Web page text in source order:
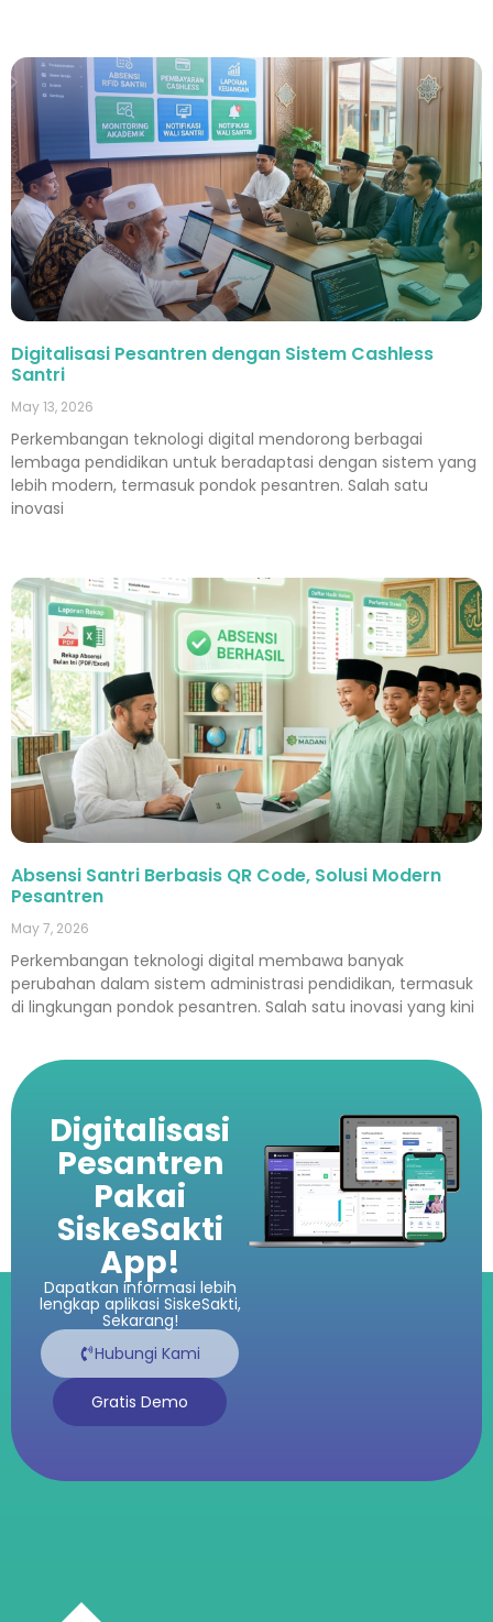
Digitalisasi Pesantren dengan Sistem Cashless
Santri
May 13, 2026
Perkembangan teknologi digital mendorong berbagai
lembaga pendidikan untuk beradaptasi dengan sistem yang
lebih modern, termasuk pondok pesantren. Salah satu
inovasi
Absensi Santri Berbasis QR Code, Solusi Modern
Pesantren
May 7, 2026
Perkembangan teknologi digital membawa banyak
perubahan dalam sistem administrasi pendidikan, termasuk
di lingkungan pondok pesantren. Salah satu inovasi yang kini
Digitalisasi
Pesantren
Pakai
SiskeSakti
App!
Dapatkan informasi lebih
lengkap aplikasi SiskeSakti,
Sekarang!
Hubungi Kami
Gratis Demo